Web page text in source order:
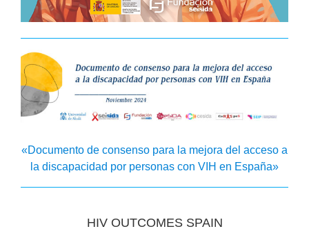
«Documento de consenso para la mejora del acceso a
la discapacidad por personas con VIH en España»
HIV OUTCOMES SPAIN